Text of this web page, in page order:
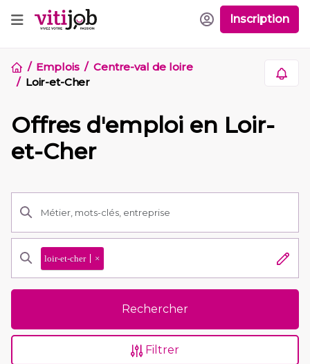
Inscription
Emplois
Centre-val de loire
Loir-et-Cher
Offres d'emploi en Loir-
et-Cher
loir-et-cher ×
Rechercher
Filtrer